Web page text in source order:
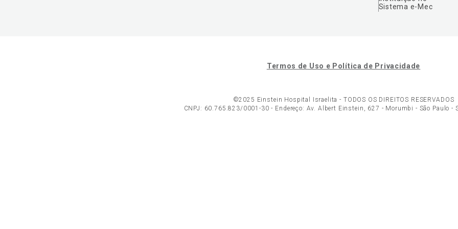
Sistema e-Mec
Termos de Uso e Política de Privacidade
©2025 Einstein Hospital Israelita - TODOS OS DIREITOS RESERVADOS
CNPJ: 60.765.823/0001-30 - Endereço: Av. Albert Einstein, 627 - Morumbi - São Paulo -